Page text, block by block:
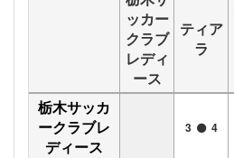
ッカー
クラブ
レディ
ース
ティア
ラ
栃木サッカ
ークラブレ
ディース
3 4